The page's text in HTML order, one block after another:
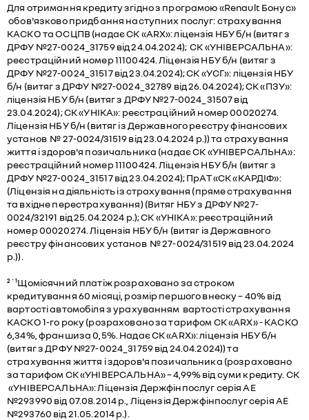
Для отримання кредиту згідно з програмою «Renault Бонус»
обов'язково придбання наступних послуг: страхування
КАСКО та ОСЦПВ (надає СК «ARX»: ліцензія НБУ б/н (витяг з
ДРФУ №27-0024_31759 від 24.04.2024); СК «УНІВЕРСАЛЬНА»:
реєстраційний номер 11100424. Ліцензія НБУ б/н (витяг з
ДРФУ №27-0024_31517 від 23.04.2024); СК «УСГ»: ліцензія НБУ
б/н (витяг з ДРФУ №27-0024_32789 від 26.04.2024); СК «ПЗУ»:
ліцензія НБУ б/н (витяг з ДРФУ №27-0024_31507 від
23.04.2024); СК «УНІКА»: реєстраційний номер 00020274.
Ліцензія НБУ б/н (витяг із Державного реєстру фінансових
установ № 27-0024/31519 від 23.04.2024 р.)) та страхування
життя і здоров'я позичальника (надає СК «УНІВЕРСАЛЬНА»:
реєстраційний номер 11100424. Ліцензія НБУ б/н (витяг з
ДРФУ №27-0024_31517 від 23.04.2024); ПрАТ «СК «КАРДІФ»:
(Ліцензія на діяльність із страхування (пряме страхування
та вхідне перестрахування) (Витяг НБУ з ДРФУ №27-
0024/32191 від 25.04.2024 р.); СК «УНІКА»: реєстраційний
номер 00020274. Ліцензія НБУ б/н (витяг із Державного
реєстру фінансових установ № 27-0024/31519 від 23.04.2024
р.)).
²˙¹Щомісячний платіж розраховано за строком
кредитування 60 місяці, розмір першого внеску – 40% від
вартості автомобіля з урахуванням вартості страхування
КАСКО 1-го року (розраховано за тарифом СК «ARX» - КАСКО
6,34%, франшиза 0,5%. Надає СК «ARX»: ліцензія НБУ б/н
(витяг з ДРФУ №27-0024_31759 від 24.04.2024)) та
страхування життя і здоров'я позичальника (розраховано
за тарифом СК «УНІВЕРСАЛЬНА» – 4,99% від суми кредиту. СК
«УНІВЕРСАЛЬНА»: Ліцензія Держфінпослуг серія АЕ
№293990 від 07.08.2014 р., Ліцензія Держфінпослуг серія АЕ
№293760 від 21.05.2014 р.).